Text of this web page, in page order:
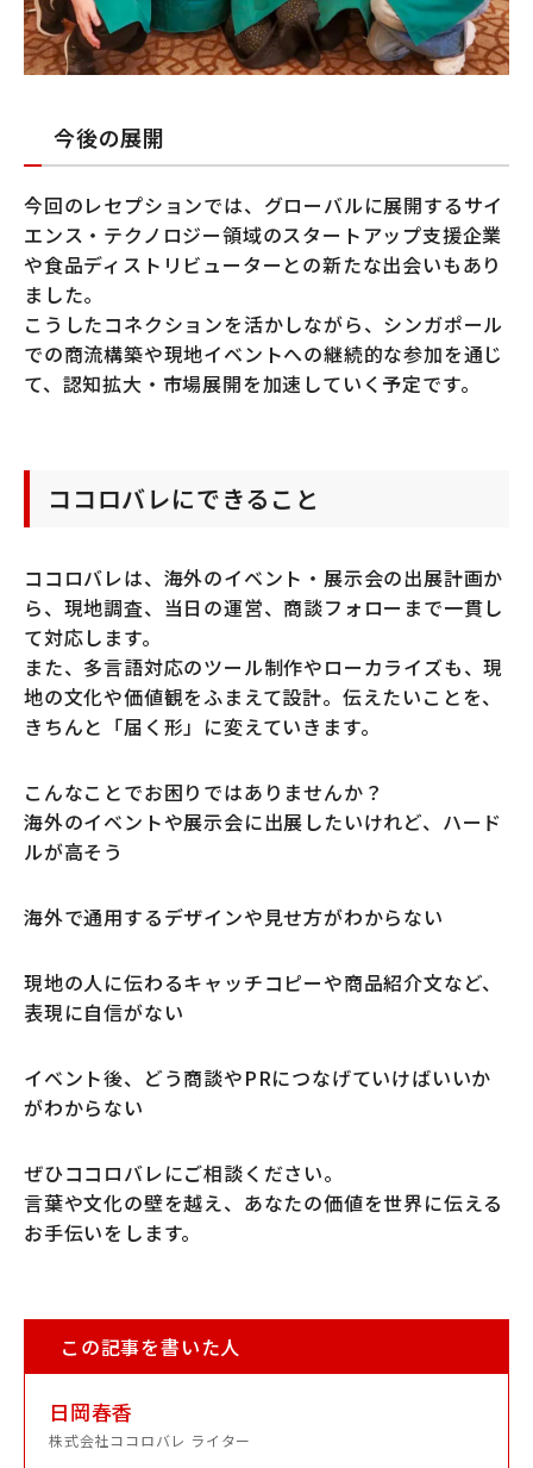
今後の展開
今回のレセプションでは、グローバルに展開するサイ
エンス・テクノロジー領域のスタートアップ支援企業
や食品ディストリビューターとの新たな出会いもあり
ました。
こうしたコネクションを活かしながら、シンガポール
での商流構築や現地イベントへの継続的な参加を通じ
て、認知拡大・市場展開を加速していく予定です。
ココロバレにできること
ココロバレは、海外のイベント・展示会の出展計画か
ら、現地調査、当日の運営、商談フォローまで一貫し
て対応します。
また、多言語対応のツール制作やローカライズも、現
地の文化や価値観をふまえて設計。伝えたいことを、
きちんと「届く形」に変えていきます。
こんなことでお困りではありませんか？
海外のイベントや展示会に出展したいけれど、ハード
ルが高そう
海外で通用するデザインや見せ方がわからない
現地の人に伝わるキャッチコピーや商品紹介文など、
表現に自信がない
イベント後、どう商談やPRにつなげていけばいいか
がわからない
ぜひココロバレにご相談ください。
言葉や文化の壁を越え、あなたの価値を世界に伝える
お手伝いをします。
この記事を書いた人
日岡春香
株式会社ココロバレ ライター